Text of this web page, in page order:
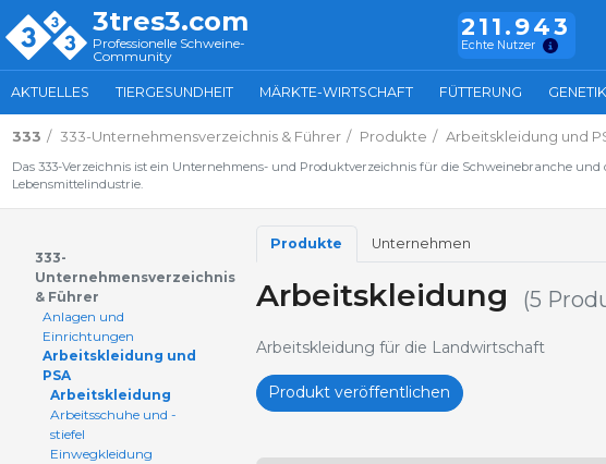
3tres3.com
Professionelle Schweine-
Community
211.943
Echte Nutzer
AKTUELLES TIERGESUNDHEIT MÄRKTE-WIRTSCHAFT FÜTTERUNG
333 333-Unternehmensverzeichnis & Führer Produkte Arbeitskleidung und
Das 333-Verzeichnis ist ein Unternehmens- und Produktverzeichnis für die Schweinebranche
Lebensmittelindustrie.
333-
Unternehmensverzeichnis
& Führer
Anlagen und
Einrichtungen
Arbeitskleidung und
PSA
Arbeitskleidung
Arbeitsschuhe und -
stiefel
Einwegkleidung
Produkte Unternehmen
Arbeitskleidung (5
Arbeitskleidung für die Landwirtschaft
Produkt veröffentlichen